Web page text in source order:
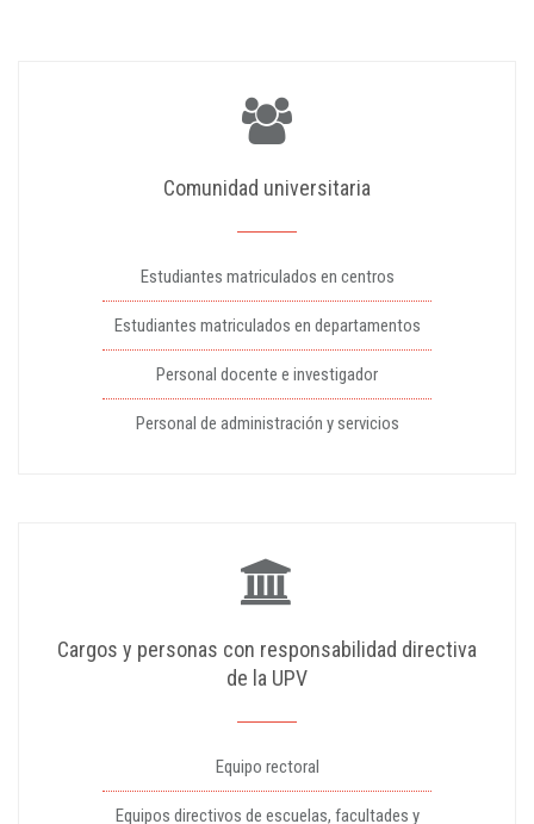
Comunidad universitaria
Estudiantes matriculados en centros
Estudiantes matriculados en departamentos
Personal docente e investigador
Personal de administración y servicios
Cargos y personas con responsabilidad directiva
de la UPV
Equipo rectoral
Equipos directivos de escuelas, facultades y